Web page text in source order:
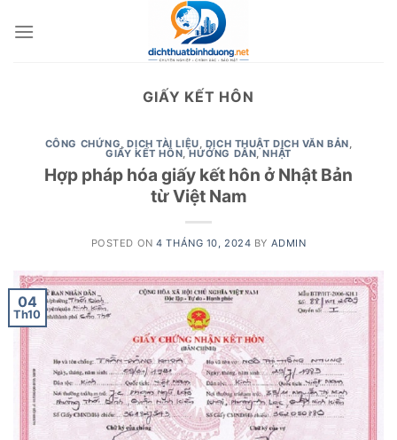
GIẤY KẾT HÔN
CÔNG CHỨNG,DỊCH TÀI LIỆU, DỊCH THUẬT DỊCH VĂN BẢN,
GIẤY KẾT HÔN,HƯỚNG DẪN,NHẬT
Hợp pháp hóa giấy kết hôn ở Nhật Bản
từ Việt Nam
POSTED ON4 THÁNG 10, 2024 BY ADMIN
04
Th10